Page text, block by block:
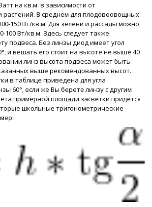
на кв.м. в зависимости от
растений. В среднем для плодовоовощных
150 Вт/кв.м. Для зелени и рассады можно
100 Вт/кв.м. Здесь следует также
подвеса. Без линзы диод имеет угол
и вешать его стоит на высоте не выше 40
линз высота подвеса может быть
выше рекомендованных высот.
в таблице приведена для угла
60°, если же Вы берете линзу с другим
примерной площади засветки придется
школьные тригонометрические